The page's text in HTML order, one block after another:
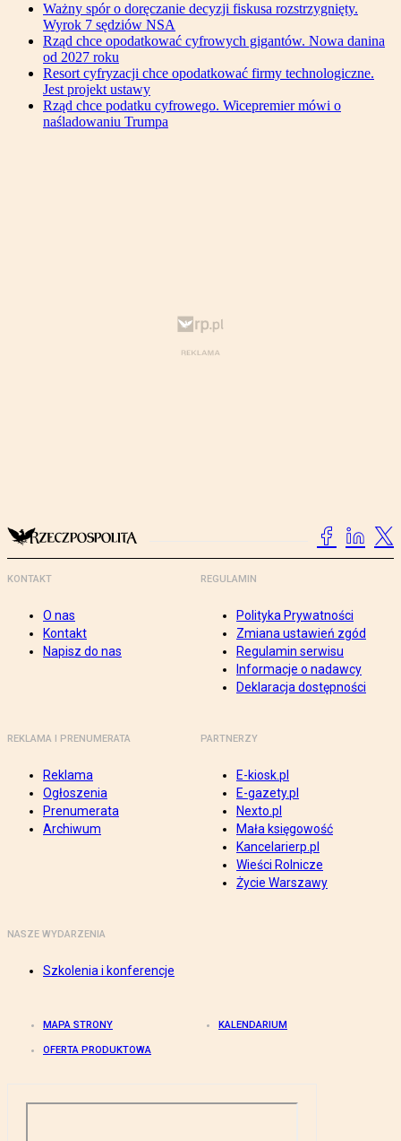
Ważny spór o doręczanie decyzji fiskusa rozstrzygnięty.
Wyrok 7 sędziów NSA
Rząd chce opodatkować cyfrowych gigantów. Nowa danina
od 2027 roku
Resort cyfryzacji chce opodatkować firmy technologiczne.
Jest projekt ustawy
Rząd chce podatku cyfrowego. Wicepremier mówi o
naśladowaniu Trumpa
KONTAKT
O nas
Kontakt
Napisz do nas
REGULAMIN
Polityka Prywatności
Zmiana ustawień zgód
Regulamin serwisu
Informacje o nadawcy
Deklaracja dostępności
REKLAMA I PRENUMERATA
Reklama
Ogłoszenia
Prenumerata
Archiwum
PARTNERZY
E-kiosk.pl
E-gazety.pl
Nexto.pl
Mała księgowość
Kancelarierp.pl
Wieści Rolnicze
Życie Warszawy
NASZE WYDARZENIA
Szkolenia i konferencje
MAPA STRONY KALENDARIUM
OFERTA PRODUKTOWA